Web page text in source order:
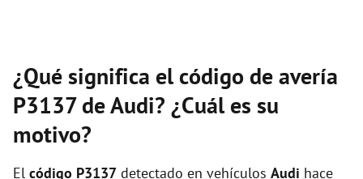
¿Qué significa el código de avería
P3137 de Audi? ¿Cuál es su
motivo?
El código P3137 detectado en vehículos Audi hace